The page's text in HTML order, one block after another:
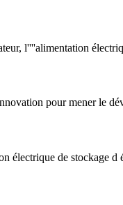
l''''alimentation
pour mener le
électrique de stockage